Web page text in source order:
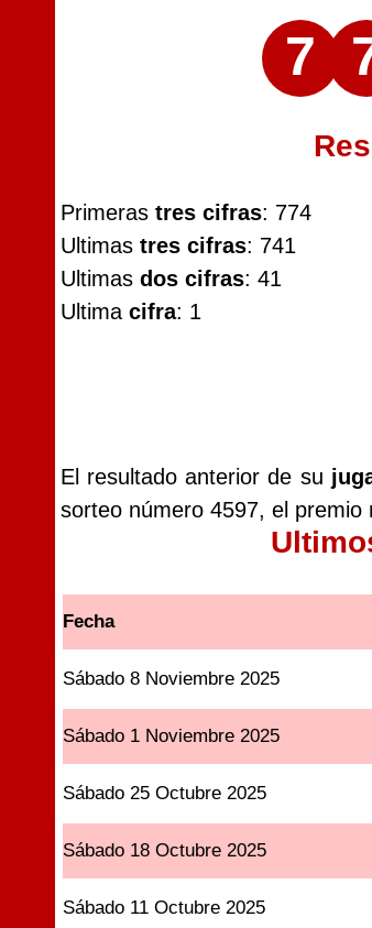
7
Primeras tres cifras: 774
Ultimas tres cifras: 741
Ultimas dos cifras: 41
Ultima cifra: 1
El resultado anterior de su
sorteo número 4597, el premio
Fecha
Sábado 8 Noviembre 2025
Sábado 1 Noviembre 2025
Sábado 25 Octubre 2025
Sábado 18 Octubre 2025
Sábado 11 Octubre 2025